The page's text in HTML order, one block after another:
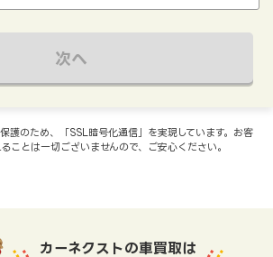
次へ
護のため、「SSL暗号化通信」を実現しています。お客
ことは一切ございませんので、ご安心ください。
カーネクストの車買取は